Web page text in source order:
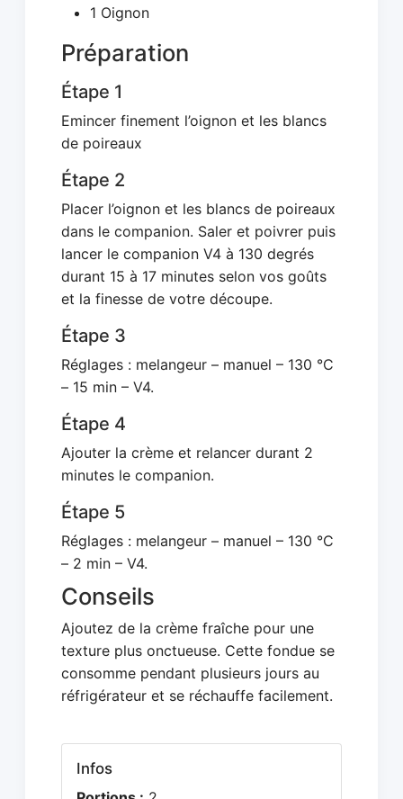
1 Oignon
Préparation
Étape 1
Emincer finement l’oignon et les blancs
de poireaux
Étape 2
Placer l’oignon et les blancs de poireaux
dans le companion. Saler et poivrer puis
lancer le companion V4 à 130 degrés
durant 15 à 17 minutes selon vos goûts
et la finesse de votre découpe.
Étape 3
Réglages : melangeur – manuel – 130 °C
– 15 min – V4.
Étape 4
Ajouter la crème et relancer durant 2
minutes le companion.
Étape 5
Réglages : melangeur – manuel – 130 °C
– 2 min – V4.
Conseils
Ajoutez de la crème fraîche pour une
texture plus onctueuse. Cette fondue se
consomme pendant plusieurs jours au
réfrigérateur et se réchauffe facilement.
Infos